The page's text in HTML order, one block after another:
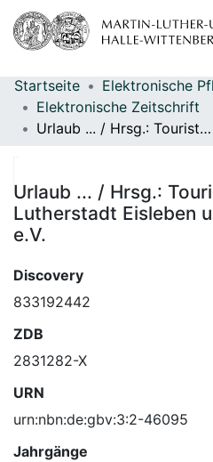
Bereiche & Sammlungen
Das gesamte Repositorium
Startseite
Elektronische Zeitschrift
Urlaub ... / Hrsg.: Tourist-Information Lutherstadt Eisleben und Stadt Mansfeld e.V.
Urlaub ... / Hrsg.:
Lutherstadt Eisleben
e.V.
Discovery
833192442
ZDB
2831282-X
URN
urn:nbn:de:gbv:3:2-46095
Jahrgänge